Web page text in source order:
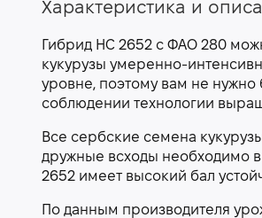
Характеристика и
Гибрид НС 2652 с ФАО 280
кукурузы умеренно-
уровне, поэтому вам не нужно
соблюдении технологии
Все сербские семена
дружные всходы необходимо
2652 имеет высокий бал
По данным производителя